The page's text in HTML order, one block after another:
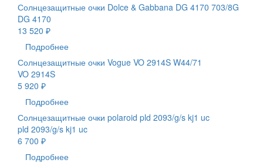
Солнцезащитные очки Dolce & Gabbana DG 4170 703/8G
DG 4170
13 520 ₽
Подробнее
Солнцезащитные очки Vogue VO 2914S W44/71
VO 2914S
5 920 ₽
Подробнее
Солнцезащитные очки polaroid pld 2093/g/s kj1 uc
pld 2093/g/s kj1 uc
6 700 ₽
Подробнее